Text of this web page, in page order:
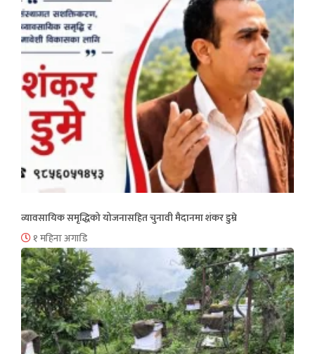
व्यावसायिक समृद्धिको योजनासहित चुनावी मैदानमा शंकर डुम्रे
१ महिना अगाडि